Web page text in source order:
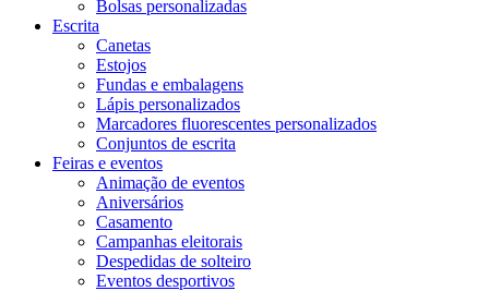
Bolsas personalizadas
Escrita
Canetas
Estojos
Fundas e embalagens
Lápis personalizados
Marcadores fluorescentes personalizados
Conjuntos de escrita
Feiras e eventos
Animação de eventos
Aniversários
Casamento
Campanhas eleitorais
Despedidas de solteiro
Eventos desportivos